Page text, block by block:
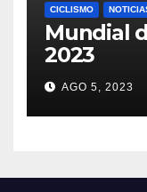
CICLISMO
Mundial
2023
AGO 5, 2023